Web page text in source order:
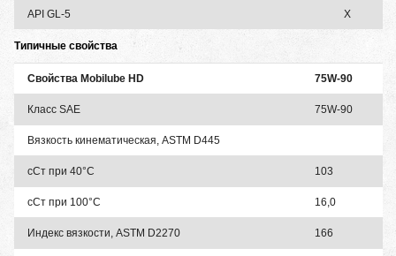
API GL-5 X
Типичные свойства
Свойства Mobilube HD 75W-90
Класс SAE 75W-90
Вязкость кинематическая, ASTM D445
сСт при 40°C 103
сСт при 100°С 16,0
Индекс вязкости, ASTM D2270 166